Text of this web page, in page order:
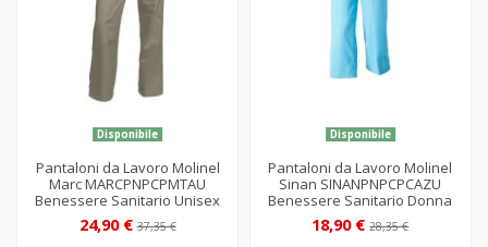
Disponibile
Pantaloni da Lavoro Molinel
Marc MARCPNPCPMTAU
Benessere Sanitario Unisex
24,90 €37,35 €
Disponibile
Pantaloni da Lavoro Molinel
Sinan SINANPNPCPCAZU
Benessere Sanitario Donna
18,90 €28,35 €